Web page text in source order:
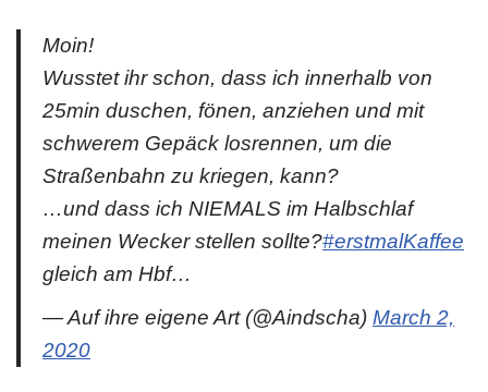
Moin!
Wusstet ihr schon, dass ich innerhalb von
25min duschen, fönen, anziehen und mit
schwerem Gepäck losrennen, um die
Straßenbahn zu kriegen, kann?
…und dass ich NIEMALS im Halbschlaf
meinen Wecker stellen sollte?#erstmalKaffee
gleich am Hbf…
— Auf ihre eigene Art (@Aindscha) March 2,
2020